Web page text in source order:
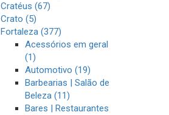
Cratéus (67)
Crato (5)
Fortaleza (377)
Acessórios em geral
(1)
Automotivo (19)
Barbearias | Salão de
Beleza (11)
Bares | Restaurantes